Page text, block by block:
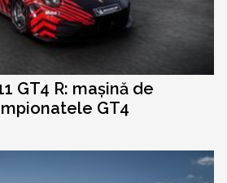
GT4 R: mașină de
GT4